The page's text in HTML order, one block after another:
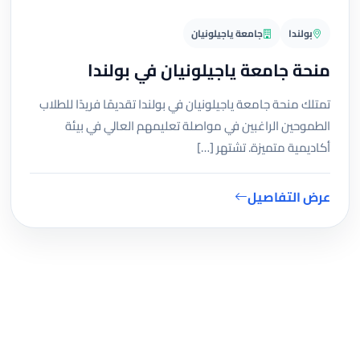
بولندا جامعة ياجيلونيان
منحة جامعة ياجيلونيان في بولندا
تمتلك منحة جامعة ياجيلونيان في بولندا تقديمًا فريدًا للطلاب
الطموحين الراغبين في مواصلة تعليمهم العالي في بيئة
أكاديمية متميزة. تشتهر […]
عرض التفاصيل